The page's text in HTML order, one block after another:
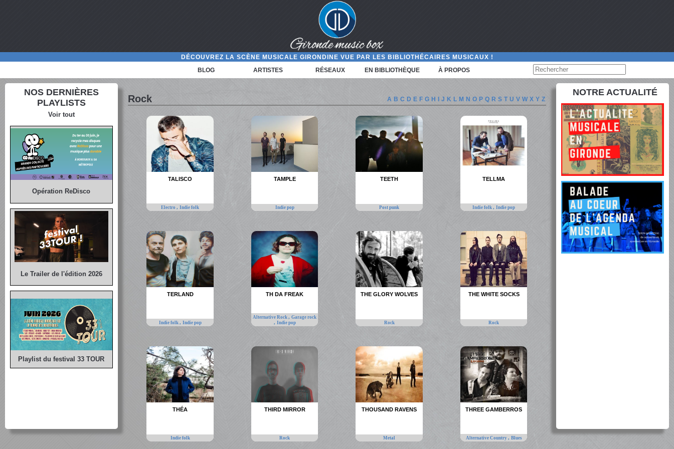
DÉCOUVREZ LA SCÈNE MUSICALE GIRONDINE VUE PAR LES BIBLIOTHÉCAIRES MUSICAUX !
BLOG
ARTISTES RÉSEAUX EN BIBLIOTHÈQUE À PROPOS
NOS DERNIÈRES
PLAYLISTS
Voir tout
Opération ReDisco
Le Trailer de l'édition 2026
Playlist du festival 33 TOUR
Rock A B C D E F G H I J K L M N O P Q R S T U V W X Y Z
TALISCO
Electro,Indie folk
TAMPLE
Indie pop
TEETH
Post punk
TELLMA
Indie folk,Indie pop
TERLAND
Indie folk , Indie pop
TH DA FREAK
Alternative Rock,Garage rock
, Indie pop
THE GLORY WOLVES
Rock
THE WHITE SOCKS
Rock
THÉA
Indie folk
THIRD MIRROR
Rock
THOUSAND RAVENS
Metal
THREE GAMBERROS
Alternative Country , Blues
NOTRE ACTUALITÉ